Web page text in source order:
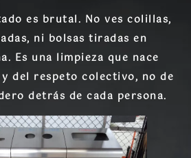
es brutal. No ves colillas,
ni bolsas tiradas en
Es una limpieza que nace
del respeto colectivo, no de
detrás de cada persona.